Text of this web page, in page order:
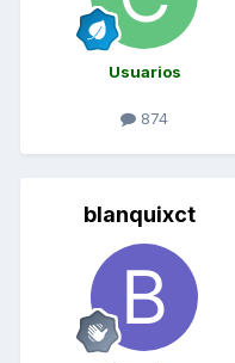
Usuarios
874
blanquixct